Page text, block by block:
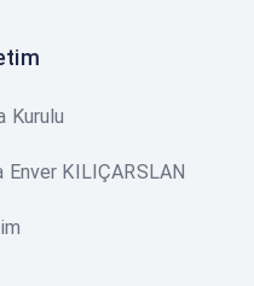
Kurulu
Enver KILIÇARSLAN